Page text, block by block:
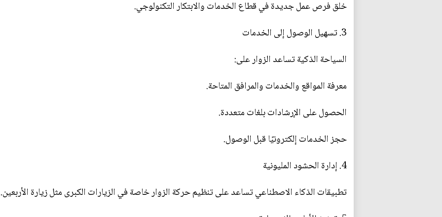
خلق فرص عمل جديدة في قطاع الخدمات والابتكار التكنولوجي.
3. تسهيل الوصول إلى الخدمات
السياحة الذكية تساعد الزوار على:
معرفة المواقع والخدمات والمرافق المتاحة.
الحصول على الإرشادات بلغات متعددة.
حجز الخدمات إلكترونيًا قبل الوصول.
4. إدارة الحشود المليونية
تطبيقات الذكاء الاصطناعي تساعد على تنظيم حركة الزوار خاصة في الزيارات الكبرى مثل زيارة الأربعين.